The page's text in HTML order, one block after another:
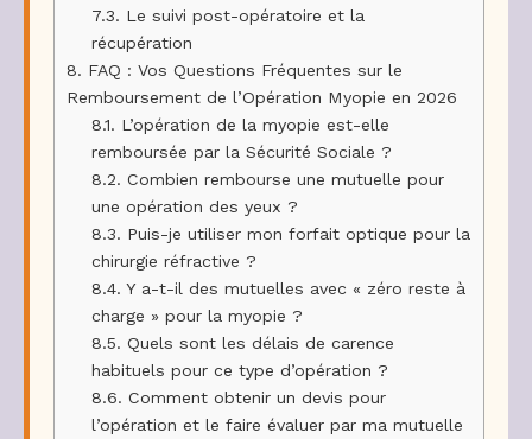
7.3. Le suivi post-opératoire et la
récupération
8. FAQ : Vos Questions Fréquentes sur le
Remboursement de l’Opération Myopie en 2026
8.1. L’opération de la myopie est-elle
remboursée par la Sécurité Sociale ?
8.2. Combien rembourse une mutuelle pour
une opération des yeux ?
8.3. Puis-je utiliser mon forfait optique pour la
chirurgie réfractive ?
8.4. Y a-t-il des mutuelles avec « zéro reste à
charge » pour la myopie ?
8.5. Quels sont les délais de carence
habituels pour ce type d’opération ?
8.6. Comment obtenir un devis pour
l’opération et le faire évaluer par ma mutuelle